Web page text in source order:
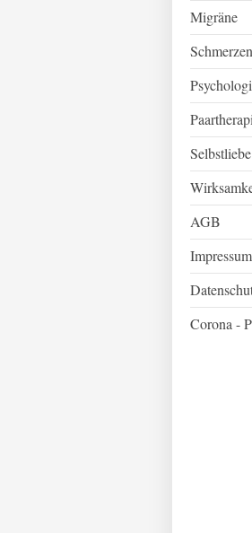
Migräne
Schmerzen
Selbstliebe
AGB
Impressum
Corona -